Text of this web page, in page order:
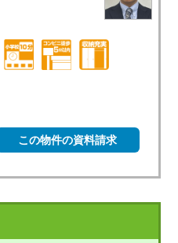
この物件の資料請求